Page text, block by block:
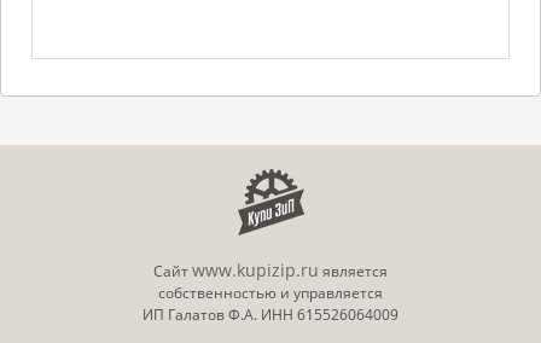
Сайтwww.kupizip.ru является
собственностью и управляется
ИП Галатов Ф.А. ИНН 615526064009